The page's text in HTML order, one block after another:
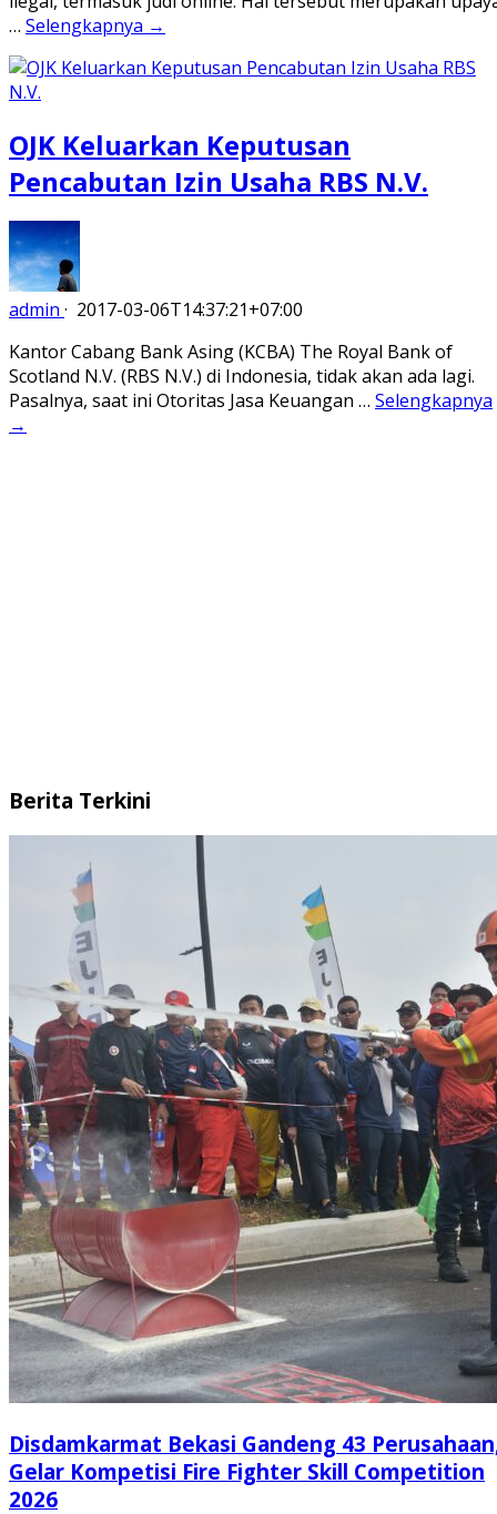
… Selengkapnya →
OJK Keluarkan Keputusan
Pencabutan Izin Usaha RBS N.V.
admin · 2017-03-06T14:37:21+07:00
Kantor Cabang Bank Asing (KCBA) The Royal Bank of
Scotland N.V. (RBS N.V.) di Indonesia, tidak akan ada lagi.
Pasalnya, saat ini Otoritas Jasa Keuangan … Selengkapnya
→
Berita Terkini
Disdamkarmat Bekasi Gandeng 43
Gelar Kompetisi Fire Fighter Skill Competition
2026